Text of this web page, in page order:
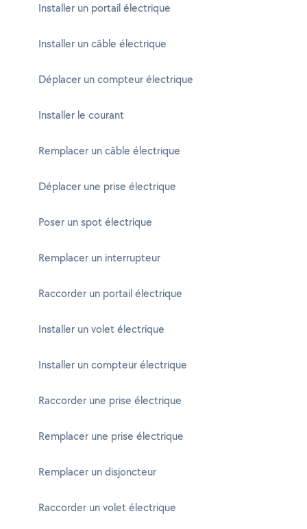
Installer un portail électrique
Installer un câble électrique
Déplacer un compteur électrique
Installer le courant
Remplacer un câble électrique
Déplacer une prise électrique
Poser un spot électrique
Remplacer un interrupteur
Raccorder un portail électrique
Installer un volet électrique
Installer un compteur électrique
Raccorder une prise électrique
Remplacer une prise électrique
Remplacer un disjoncteur
Raccorder un volet électrique